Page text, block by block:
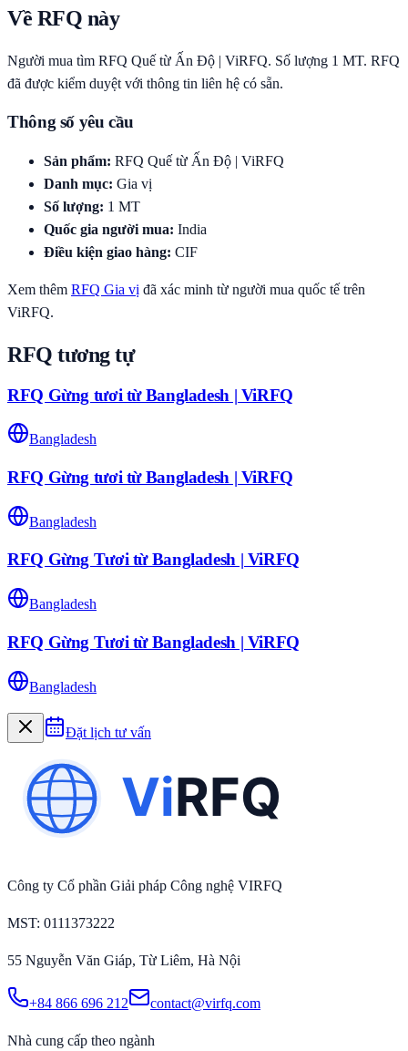
Về RFQ này
Người mua tìm RFQ Quế từ Ấn Độ | ViRFQ. Số lượng 1 MT. RFQ
đã được kiểm duyệt với thông tin liên hệ có sẵn.
Thông số yêu cầu
Sản phẩm: RFQ Quế từ Ấn Độ | ViRFQ
Danh mục: Gia vị
Số lượng: 1 MT
Quốc gia người mua: India
Điều kiện giao hàng: CIF
Xem thêm RFQ Gia vị đã xác minh từ người mua quốc tế trên
ViRFQ.
RFQ tương tự
RFQ Gừng tươi từ Bangladesh | ViRFQ
Bangladesh
RFQ Gừng tươi từ Bangladesh | ViRFQ
Bangladesh
RFQ Gừng Tươi từ Bangladesh | ViRFQ
Bangladesh
RFQ Gừng Tươi từ Bangladesh | ViRFQ
Bangladesh
Đặt lịch tư vấn
Công ty Cổ phần Giải pháp Công nghệ VIRFQ
MST: 0111373222
55 Nguyễn Văn Giáp, Từ Liêm, Hà Nội
+84 866 696 212 contact@virfq.com
Nhà cung cấp theo ngành